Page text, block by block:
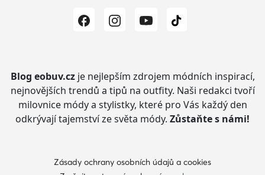
Blog eobuv.czje nejlepším zdrojem módních inspirací,
nejnovějších trendů a tipů na outfity. Naši redakci tvoří
milovnice módy a stylistky, které pro Vás každý den
odkrývají tajemství ze světa módy. Zůstaňte s námi!
Zásady ochrany osobních údajů a cookies